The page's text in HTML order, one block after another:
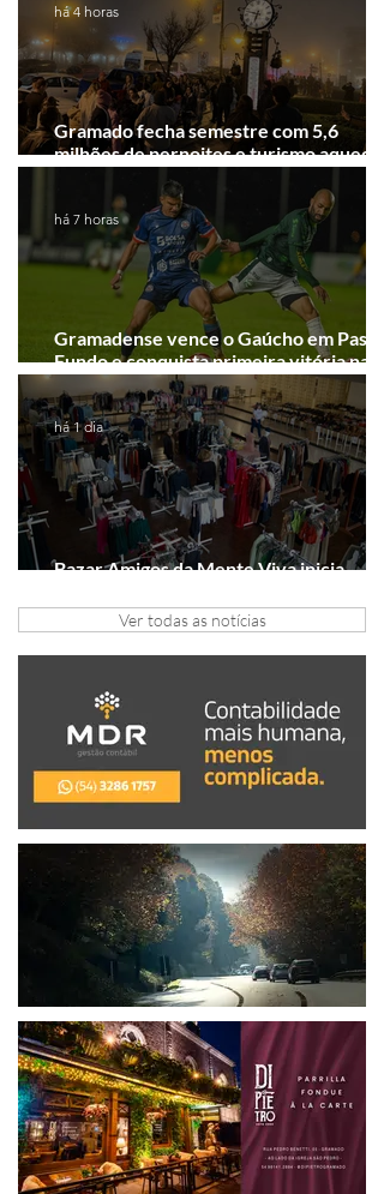
Gramado fecha semestre com 5,6
milhões de pernoites e turismo
Junho desponta!
há 4 horas
Gramadense vence o Gaúcho em Passo
Fundo e conquista primeira vitória na
Série A2
há 7 horas
Bazar Amigos da Mente Viva inicia
há 1 dia
Ver todas as notícias